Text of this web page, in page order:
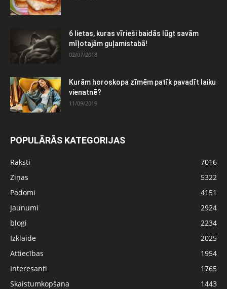
6 lietas, kuras vīrieši baidās lūgt savām
mīļotajām guļamistabā!
02/07/2018
Kurām horoskopa zīmēm patīk pavadīt laiku
vienatnē?
11/09/2019
POPULĀRĀS KATEGORIJAS
Raksti
7016
Ziņas
5322
Padomi
4151
Jaunumi
2924
blogi
2234
Izklaide
2025
Attiecības
1954
Interesanti
1765
Skaistumkopšana
1443